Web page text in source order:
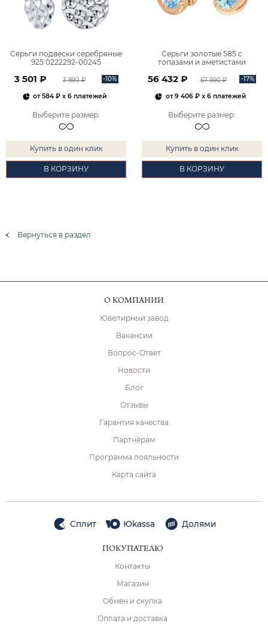
Серьги подвески серебряные
925 0222292-00245
3 501 ₽ 3 890 ₽ -10%
от584 ₽ x 6 платежей
Выберите размер:
Купить в один клик
В КОРЗИНУ
Серьги золотые 585 с
топазами и аметистами
56 432 ₽ 67 990 ₽ -17%
от9 406 ₽x 6 платежей
Выберите размер:
Купить в один клик
В КОРЗИНУ
Вернуться в раздел
О КОМПАНИИ
Ювелирный завод
Вакансии
Вопрос-Ответ
Новости
Блог
Отзывы
Гарантия качества
Партнёрам
Программа лояльности
Карта сайта
Сплит Юkassa Долями
ПОКУПАТЕЛЮ
Контакты
Магазин
Обмен и скупка
Оплата и доставка